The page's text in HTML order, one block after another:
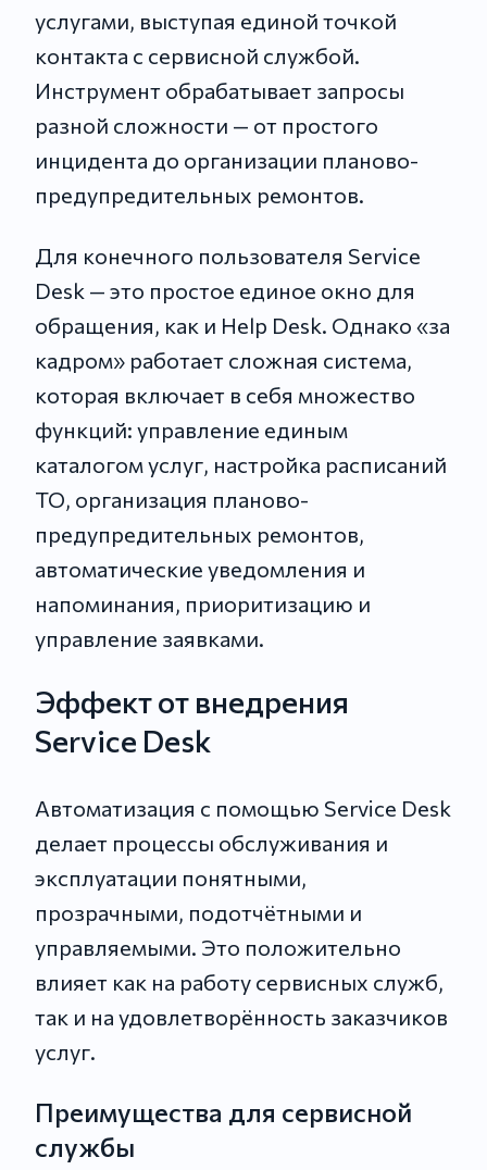
услугами, выступая единой точкой
контакта с сервисной службой.
Инструмент обрабатывает запросы
разной сложности — от простого
инцидента до организации планово-
предупредительных ремонтов.
Для конечного пользователя Service
Desk — это простое единое окно для
обращения, как и Help Desk. Однако «за
кадром» работает сложная система,
которая включает в себя множество
функций: управление единым
каталогом услуг, настройка расписаний
ТО, организация планово-
предупредительных ремонтов,
автоматические уведомления и
напоминания, приоритизацию и
управление заявками.
Эффект от внедрения
Service Desk
Автоматизация с помощью Service Desk
делает процессы обслуживания и
эксплуатации понятными,
прозрачными, подотчётными и
управляемыми. Это положительно
влияет как на работу сервисных служб,
так и на удовлетворённость заказчиков
услуг.
Преимущества для сервисной
службы